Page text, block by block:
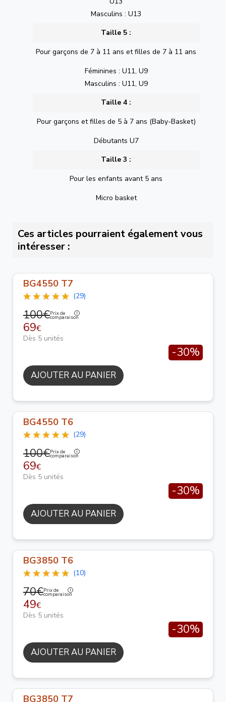
Masculins : U13
Taille 5 :
Pour garçons de 7 à 11 ans et filles de 7 à 11 ans
Féminines : U11, U9
Masculins : U11, U9
Taille 4 :
Pour garçons et filles de 5 à 7 ans (Baby-Basket)
Débutants U7
Taille 3 :
Pour les enfants avant 5 ans
Micro basket
Ces articles pourraient également vous
intéresser :
BG4550 T7
(29)
100€Prix de
comparaison
69€
Dès 5 unités
-30%
AJOUTER AU PANIER
BG4550 T6
(29)
100€Prix de
comparaison
69€
Dès 5 unités
-30%
AJOUTER AU PANIER
BG3850 T6
(10)
70€Prix de
comparaison
49€
Dès 5 unités
-30%
AJOUTER AU PANIER
BG3850 T7